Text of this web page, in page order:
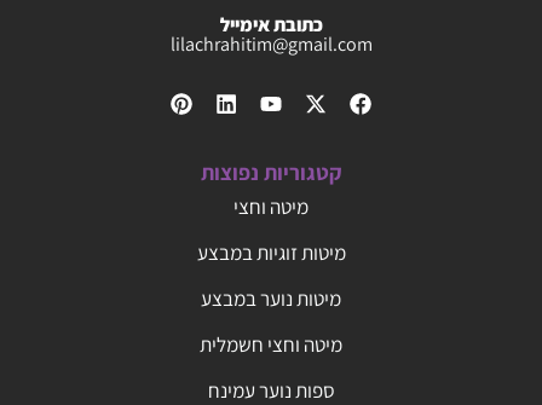
כתובת אימייל
lilachrahitim@gmail.com
קטגוריות נפוצות
מיטה וחצי
מיטות זוגיות במבצע
מיטות נוער במבצע
מיטה וחצי חשמלית
ספות נוער עמינח